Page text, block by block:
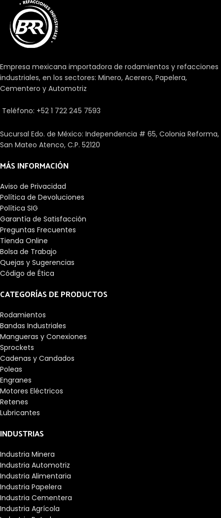
Empresa mexicana importadora de rodamientos y refacciones
industriales, en los sectores: Minero, Acerero, Papelera,
Cementero y Automotriz
Teléfono: +52 1 722 245 7593
Sucursal Edo. de México: Independencia # 65, Colonia Reforma,
San Mateo Atenco, C.P. 52120
MÁS INFORMACIÓN
Aviso de Privacidad
Política de Devoluciones
Política SIG
Garantía de Satisfacción
Preguntas Frecuentes
Tienda Online
Bolsa de Trabajo
Quejas y Sugerencias
Código de Ética
CATEGORÍAS DE PRODUCTOS
Rodamientos
Bandas Industriales
Mangueras y Conexiones
Sprockets
Cadenas y Candados
Poleas
Engranes
Motores Eléctricos
Retenes
Lubricantes
INDUSTRIAS
Industria Minera
Industria Automotriz
Industria Alimentaria
Industria Papelera
Industria Cementera
Industria Agrícola